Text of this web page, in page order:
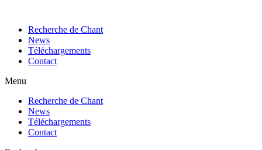
Recherche de Chant
News
Téléchargements
Contact
Menu
Recherche de Chant
News
Téléchargements
Contact